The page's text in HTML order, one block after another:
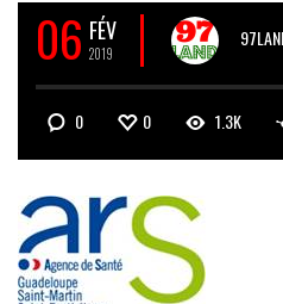
06 FÉV
2019
0 0 1.3K